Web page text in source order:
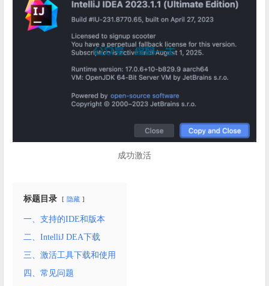
成功激活
标题目录 隐藏
一、支持的IDE和版本
二、IntelliJ DEA下载
三、激活工具下载和使用
四、常见问题